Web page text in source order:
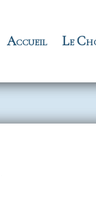
Accueil Le